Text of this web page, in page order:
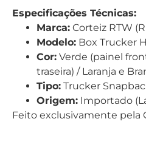
Especificações Técnicas:
Marca: Corteiz RTW
Modelo: Box Trucker
Cor: Verde (painel
traseira) / Laranja e
Tipo: Trucker
Origem: Importado
Feito exclusivamente pela